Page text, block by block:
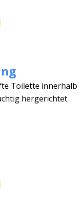
Toilette innerhalb
hergerichtet